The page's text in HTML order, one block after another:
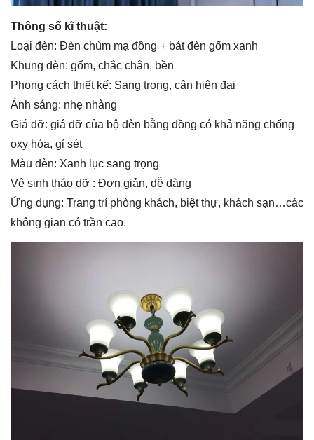
Thông số kĩ thuật:
Loại đèn: Đèn chùm mạ đồng + bátđèn gốm xanh
Khung đèn: gốm, chắc chắn, bền
Phong cách thiết kế: Sang trọng, cận hiện đại
Ánh sáng: nhẹ nhàng
Giá đỡ: giá đỡ của bộ đèn bằng đồng có khả năng chống
oxy hóa, gỉ sét
Màu đèn: Xanh lục sang trọng
Vệ sinh tháo dỡ : Đơn giản, dễ dàng
Ứng dụng: Trang trí phòng khách, biệt thự, khách sạn…các
không gian có trần cao.